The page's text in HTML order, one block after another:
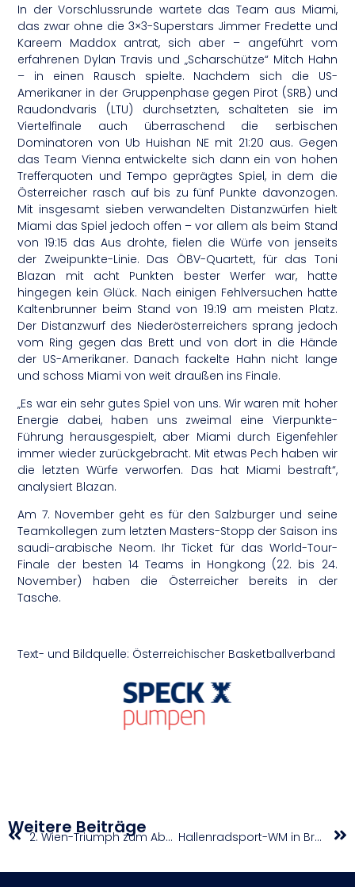
In der Vorschlussrunde wartete das Team aus Miami,
das zwar ohne die 3×3-Superstars Jimmer Fredette und
Kareem Maddox antrat, sich aber – angeführt vom
erfahrenen Dylan Travis und „Scharschütze“ Mitch Hahn
– in einen Rausch spielte. Nachdem sich die US-
Amerikaner in der Gruppenphase gegen Pirot (SRB) und
Raudondvaris (LTU) durchsetzten, schalteten sie im
Viertelfinale auch überraschend die serbischen
Dominatoren von Ub Huishan NE mit 21:20 aus. Gegen
das Team Vienna entwickelte sich dann ein von hohen
Trefferquoten und Tempo geprägtes Spiel, in dem die
Österreicher rasch auf bis zu fünf Punkte davonzogen.
Mit insgesamt sieben verwandelten Distanzwürfen hielt
Miami das Spiel jedoch offen – vor allem als beim Stand
von 19:15 das Aus drohte, fielen die Würfe von jenseits
der Zweipunkte-Linie. Das ÖBV-Quartett, für das Toni
Blazan mit acht Punkten bester Werfer war, hatte
hingegen kein Glück. Nach einigen Fehlversuchen hatte
Kaltenbrunner beim Stand von 19:19 am meisten Platz.
Der Distanzwurf des Niederösterreichers sprang jedoch
vom Ring gegen das Brett und von dort in die Hände
der US-Amerikaner. Danach fackelte Hahn nicht lange
und schoss Miami von weit draußen ins Finale.
„Es war ein sehr gutes Spiel von uns. Wir waren mit hoher
Energie dabei, haben uns zweimal eine Vierpunkte-
Führung herausgespielt, aber Miami durch Eigenfehler
immer wieder zurückgebracht. Mit etwas Pech haben wir
die letzten Würfe verworfen. Das hat Miami bestraft“,
analysiert Blazan.
Am 7. November geht es für den Salzburger und seine
Teamkollegen zum letzten Masters-Stopp der Saison ins
saudi-arabische Neom. Ihr Ticket für das World-Tour-
Finale der besten 14 Teams in Hongkong (22. bis 24.
November) haben die Österreicher bereits in der
Tasche.
Text- und Bildquelle: Österreichischer Basketballverband
Weitere Beiträge 2. Wien-Triumph zum Abschied von Erler/Miedler Hallenradsport-WM in Bremen soll Medaillen bringen